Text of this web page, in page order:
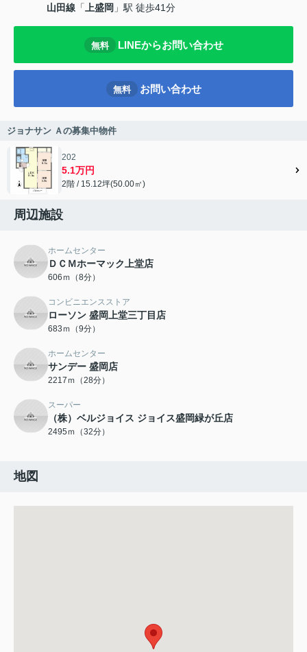
山田線 「上盛岡 」駅 徒歩41分
無料 LINEからお問い合わせ
無料 お問い合わせ
ジョナサン Ａの募集中物件
202
5.1万円
2階 / 15.12坪(50.00㎡)
周辺施設
ホームセンター
ＤＣＭホーマック上堂店
606ｍ（8分）
コンビニエンスストア
ローソン 盛岡上堂三丁目店
683ｍ（9分）
ホームセンター
サンデー 盛岡店
2217ｍ（28分）
スーパー
（株）ベルジョイス ジョイス盛岡緑が丘店
2495ｍ（32分）
地図